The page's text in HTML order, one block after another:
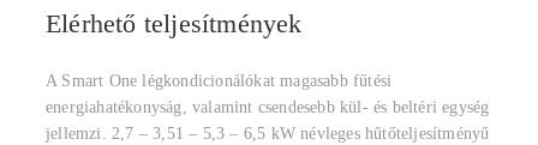
Elérhető teljesítmények
A Smart One légkondicionálókat magasabb fűtési
energiahatékonyság, valamint csendesebb kül- és beltéri egység
jellemzi. 2,7 – 3,51 – 5,3 – 6,5 kW névleges hűtőteljesítményű